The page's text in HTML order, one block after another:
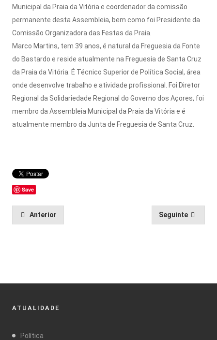
Municipal da Praia da Vitória e coordenador da comissão
permanente desta Assembleia, bem como foi Presidente da
Comissão Organizadora das Festas da Praia.
Marco Martins, tem 39 anos, é natural da Freguesia da Fonte
do Bastardo e reside atualmente na Freguesia de Santa Cruz
da Praia da Vitória. É Técnico Superior de Política Social, área
onde desenvolve trabalho e atividade profissional. Foi Diretor
Regional da Solidariedade Regional do Governo dos Açores, foi
membro da Assembleia Municipal da Praia da Vitória e é
atualmente membro da Junta de Freguesia de Santa Cruz.
Save
Anterior Seguinte
ATUALIDADE
Política